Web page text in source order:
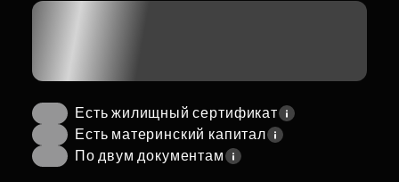
Есть жилищный сертификат
Есть материнский капитал
По двум документам